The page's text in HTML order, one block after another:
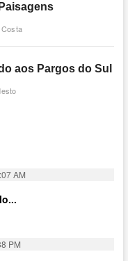
aos Pargos do Sul
AM
PM